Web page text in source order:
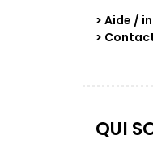
> Aide /
>
QUI